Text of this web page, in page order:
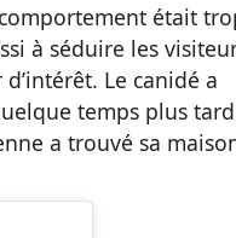
était
à séduire les
Le canidé a
temps plus
a trouvé sa